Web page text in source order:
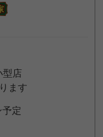
型店
ます
定